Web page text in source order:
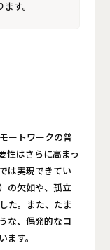
す。
ートワークの普
性はさらに高まっ
は実現できてい
の欠如や、孤立
た。また、たま
な、偶発的なコ
ます。